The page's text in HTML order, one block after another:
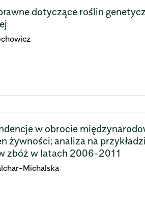
dotyczące roślin
w obrocie
żywności; analiza na
zbóż w latach 2006-2011
Michalska